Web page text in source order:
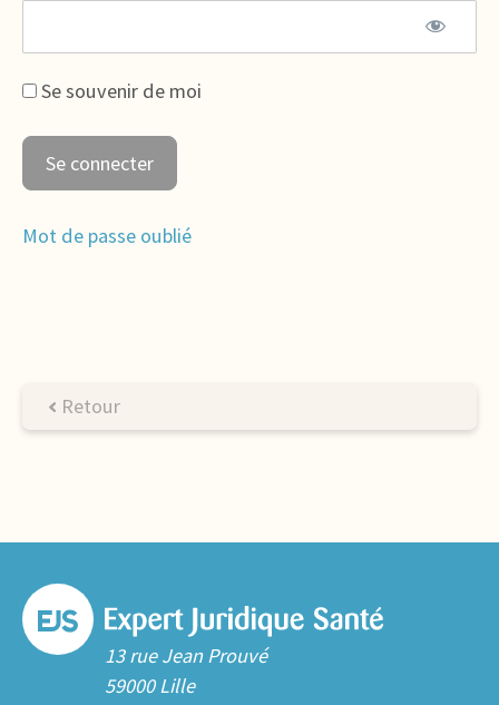
Se souvenir de moi
Mot de passe oublié
Retour
13 rue Jean Prouvé
59000 Lille